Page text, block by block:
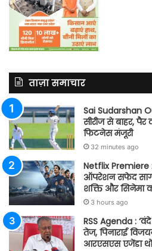
ताज़ा समाचार
Sai Sudarshan
सीरीज से बाहर,
फिटनेस मंजूरी
32 minutes ago
Netflix
ऑपरेशन सफेद
शक्ति और सिनेमा
3 hours ago
RSS Agenda :
तेज, पिनाराई
आरएसएस एजेंडा